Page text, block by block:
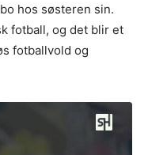
hos søsteren sin.
fotball, og det blir et
fotballvold og